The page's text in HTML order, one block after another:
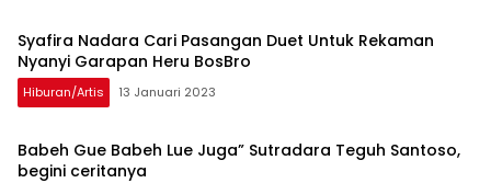
Syafira Nadara Cari Pasangan Duet Untuk Rekaman
Nyanyi Garapan Heru BosBro
Hiburan/artis 13 Januari 2023
Babeh Gue Babeh Lue Juga” Sutradara Teguh Santoso,
begini ceritanya